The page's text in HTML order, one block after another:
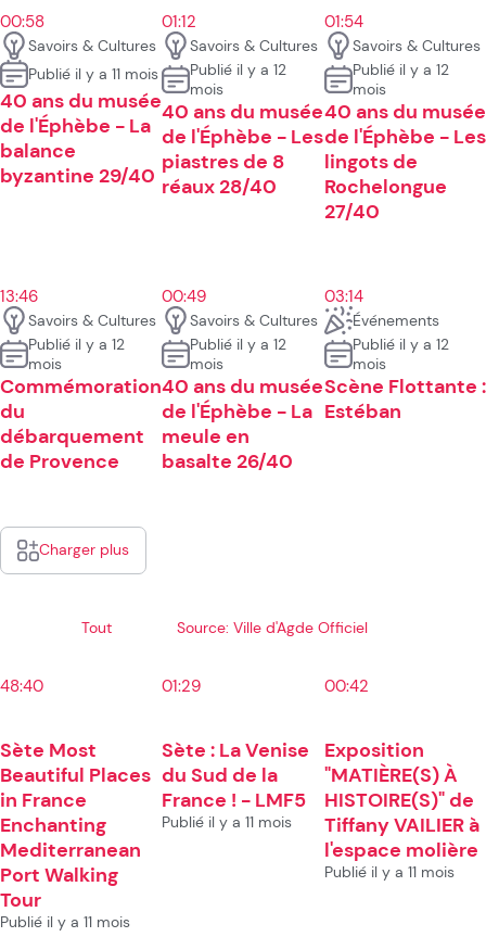
00:58
Savoirs & Cultures
Publié il y a 11 mois
40 ans du musée
de l'Éphèbe - La
balance
byzantine 29/40
01:12
Savoirs & Cultures
Publié il y a 12
mois
40 ans du musée
de l'Éphèbe - Les
piastres de 8
réaux 28/40
01:54
Savoirs & Cultures
Publié il y a 12
mois
40 ans du musée
de l'Éphèbe - Les
lingots de
Rochelongue
27/40
13:46
Savoirs & Cultures
Publié il y a 12
mois
Commémoration
du
débarquement
de Provence
00:49
Savoirs & Cultures
Publié il y a 12
mois
40 ans du musée
de l'Éphèbe - La
meule en
basalte 26/40
03:14
Événements
Publié il y a 12
mois
Scène Flottante :
Estéban
Charger plus
Tout Source: Ville d'Agde Officiel
48:40
Sète Most
Beautiful Places
in France
Enchanting
Mediterranean
Port Walking
Tour
Publié il y a 11 mois
01:29
Sète : La Venise
du Sud de la
France ! - LMF5
Publié il y a 11 mois
00:42
Exposition
"MATIÈRE(S) À
HISTOIRE(S)" de
Tiffany VAILIER à
l'espace molière
Publié il y a 11 mois